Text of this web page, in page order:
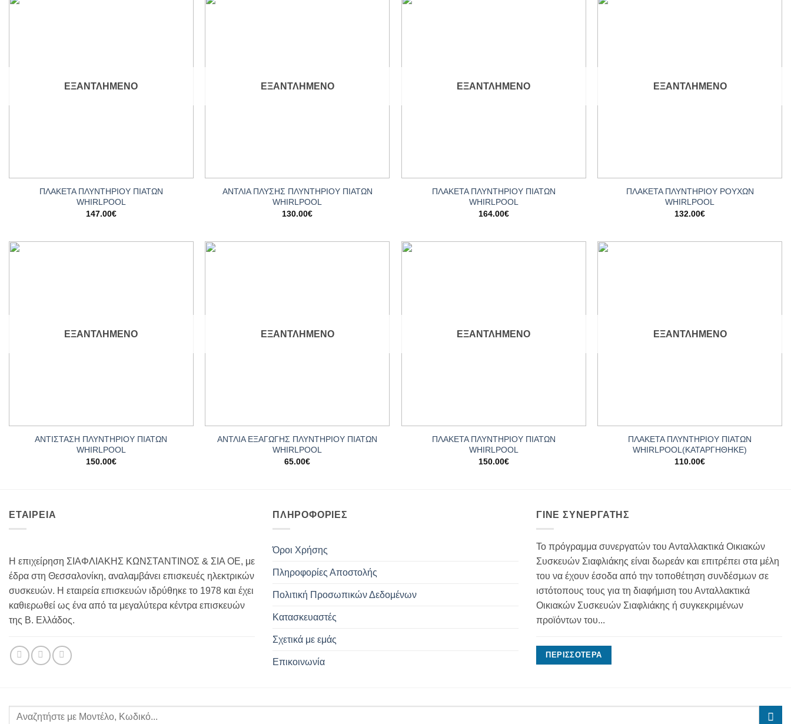
ΕΞΑΝΤΛΗΜΈΝΟ
ΠΛΑΚΕΤΑ ΠΛΥΝΤΗΡΙΟΥ ΠΙΑΤΩΝ
WHIRLPOOL
147.00€
ΕΞΑΝΤΛΗΜΈΝΟ
ΑΝΤΛΙΑ ΠΛΥΣΗΣ ΠΛΥΝΤΗΡΙΟΥ ΠΙΑΤΩΝ
WHIRLPOOL
130.00€
ΕΞΑΝΤΛΗΜΈΝΟ
ΠΛΑΚΕΤΑ ΠΛΥΝΤΗΡΙΟΥ ΠΙΑΤΩΝ
WHIRLPOOL
164.00€
ΕΞΑΝΤΛΗΜΈΝΟ
ΠΛΑΚΕΤΑ ΠΛΥΝΤΗΡΙΟΥ ΡΟΥΧΩΝ
WHIRLPOOL
132.00€
ΕΞΑΝΤΛΗΜΈΝΟ
ΑΝΤΙΣΤΑΣΗ ΠΛΥΝΤΗΡΙΟΥ ΠΙΑΤΩΝ
WHIRLPOOL
150.00€
ΕΞΑΝΤΛΗΜΈΝΟ
ΑΝΤΛΙΑ ΕΞΑΓΩΓΗΣ ΠΛΥΝΤΗΡΙΟΥ ΠΙΑΤΩΝ
WHIRLPOOL
65.00€
ΕΞΑΝΤΛΗΜΈΝΟ
ΠΛΑΚΕΤΑ ΠΛΥΝΤΗΡΙΟΥ ΠΙΑΤΩΝ
WHIRLPOOL
150.00€
ΕΞΑΝΤΛΗΜΈΝΟ
ΠΛΑΚΕΤΑ ΠΛΥΝΤΗΡΙΟΥ ΠΙΑΤΩΝ
WHIRLPOOL(ΚΑΤΑΡΓΗΘΗΚΕ)
110.00€
ΕΤΑΙΡΕΙΑ
Η επιχείρηση ΣΙΑΦΛΙΑΚΗΣ ΚΩΝΣΤΑΝΤΙΝΟΣ & ΣΙΑ ΟΕ, με
έδρα στη Θεσσαλονίκη, αναλαμβάνει επισκευές ηλεκτρικών
συσκευών. Η εταιρεία επισκευών ιδρύθηκε το 1978 και έχει
καθιερωθεί ως ένα από τα μεγαλύτερα κέντρα επισκευών
της Β. Ελλάδος.
ΠΛΗΡΟΦΟΡΊΕΣ
Όροι Χρήσης
Πληροφορίες Αποστολής
Πολιτική Προσωπικών Δεδομένων
Κατασκευαστές
Σχετικά με εμάς
Επικοινωνία
ΓΊΝΕ ΣΥΝΕΡΓΆΤΗΣ
Το πρόγραμμα συνεργατών του Ανταλλακτικά Οικιακών
Συσκευών Σιαφλιάκης είναι δωρεάν και επιτρέπει στα μέλη
του να έχουν έσοδα από την τοποθέτηση συνδέσμων σε
ιστότοπους τους για τη διαφήμιση του Ανταλλακτικά
Οικιακών Συσκευών Σιαφλιάκης ή συγκεκριμένων
προϊόντων του...
ΠΕΡΙΣΣΌΤΕΡΑ